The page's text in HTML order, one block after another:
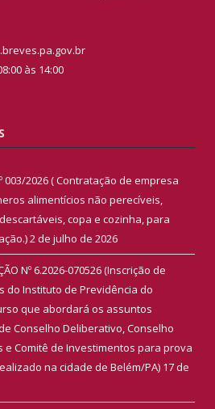
às 14:00
003/2026 ( Contratação de empresa
alimentícios não perecíveis,
copa e cozinha, para
2 de julho de 2026
Nº 6.2026-070526 (Inscrição de
do Instituto de Previdência do
que abordará os assuntos
Conselho Deliberativo, Conselho
e Comitê de Investimentos para prova
na cidade de Belém/PA) 17 de